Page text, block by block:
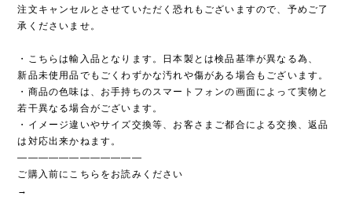
注文キャンセルとさせていただく恐れもございますので、予めご了
承くださいませ。
・こちらは輸入品となります。日本製とは検品基準が異なる為、
新品未使用品でもごくわずかな汚れや傷がある場合もございます。
・商品の色味は、お手持ちのスマートフォンの画面によって実物と
若干異なる場合がございます。
・イメージ違いやサイズ交換等、お客さまご都合による交換、返品
は対応出来かねます。
————————————
ご購入前にこちらをお読みください
→